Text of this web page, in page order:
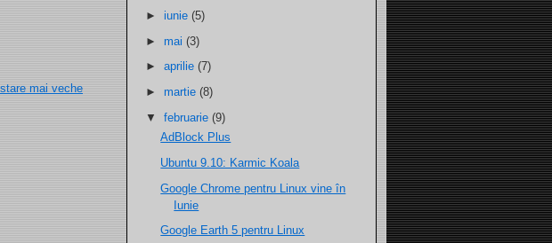
mai veche
►iunie(5)
►mai(3)
►aprilie(7)
►martie(8)
▼februarie(9)
AdBlock Plus
Ubuntu 9.10: Karmic Koala
Google Chrome pentru Linux vine în
Iunie
Google Earth 5 pentru Linux